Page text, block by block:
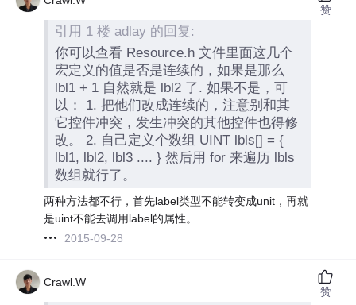
引用 1 楼 adlay 的回复:
你可以查看 Resource.h 文件里面这几个
宏定义的值是否是连续的，如果是那么
lbl1 + 1 自然就是 lbl2 了. 如果不是，可
以： 1. 把他们改成连续的，注意别和其
它控件冲突，发生冲突的其他控件也得修
改。 2. 自己定义个数组 UINT lbls[] = {
lbl1, lbl2, lbl3 .... } 然后用 for 来遍历 lbls
数组就行了。
两种方法都不行，首先label类型不能转变成unit，再就
是uint不能去调用label的属性。
2015-09-28
赞
Crawl.W
赞